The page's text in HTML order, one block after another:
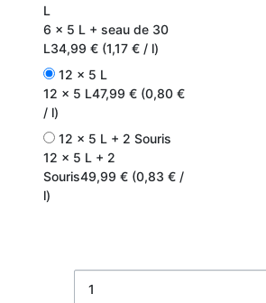
L
6 x 5 L + seau de 30
L34,99 € (1,17 € / l)
12 x 5 L
12 x 5 L47,99 € (0,80 €
/ l)
12 x 5 L + 2 Souris
12 x 5 L + 2
Souris49,99 € (0,83 € /
l)